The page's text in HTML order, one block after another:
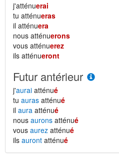
j'atténuerai
tu atténueras
il atténuera
nous atténuerons
vous atténuerez
ils atténueront
Futur antérieur
j'aurai atténué
tu auras atténué
il aura atténué
nous aurons atténué
vous aurez atténué
ils auront atténué